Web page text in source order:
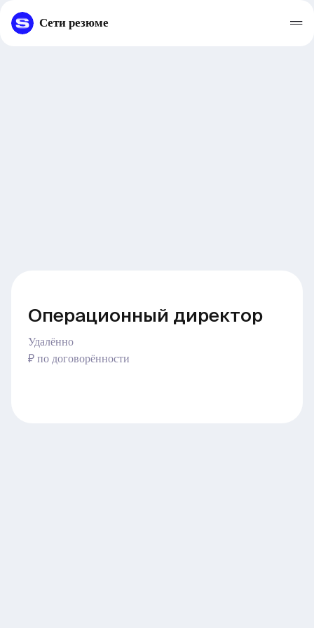
Сети резюме
Операционный директор
Удалённо
₽ по договорённости